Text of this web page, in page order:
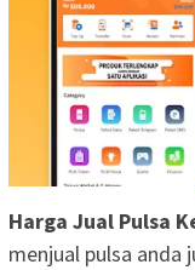
Harga Jual Pulsa
menjual pulsa anda